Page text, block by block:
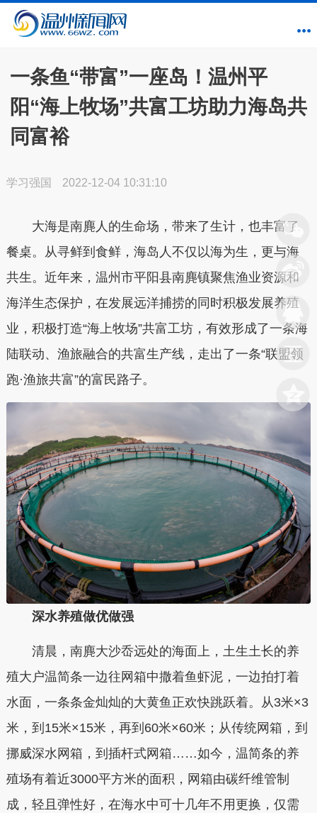
一条鱼“带富”一座岛！温州平
阳“海上牧场”共富工坊助力海岛共
同富裕
学习强国 2022-12-04 10:31:10
大海是南麂人的生命场，带来了生计，也丰富了
餐桌。从寻鲜到食鲜，海岛人不仅以海为生，更与海
共生。近年来，温州市平阳县南麂镇聚焦渔业资源和
海洋生态保护，在发展远洋捕捞的同时积极发展养殖
业，积极打造“海上牧场”共富工坊，有效形成了一条海
陆联动、渔旅融合的共富生产线，走出了一条“联盟领
跑·渔旅共富”的富民路子。
深水养殖做优做强
清晨，南麂大沙岙远处的海面上，土生土长的养
殖大户温简条一边往网箱中撒着鱼虾泥，一边拍打着
水面，一条条金灿灿的大黄鱼正欢快跳跃着。从3米×3
米，到15米×15米，再到60米×60米；从传统网箱，到
挪威深水网箱，到插杆式网箱……如今，温简条的养
殖场有着近3000平方米的面积，网箱由碳纤维管制
成，轻且弹性好，在海水中可十几年不用更换，仅需